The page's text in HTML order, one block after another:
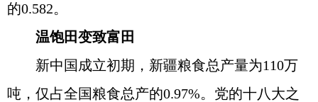
的0.582。
温饱田变致富田
新中国成立初期，新疆粮食总产量为110万
吨，仅占全国粮食总产的0.97%。党的十八大之